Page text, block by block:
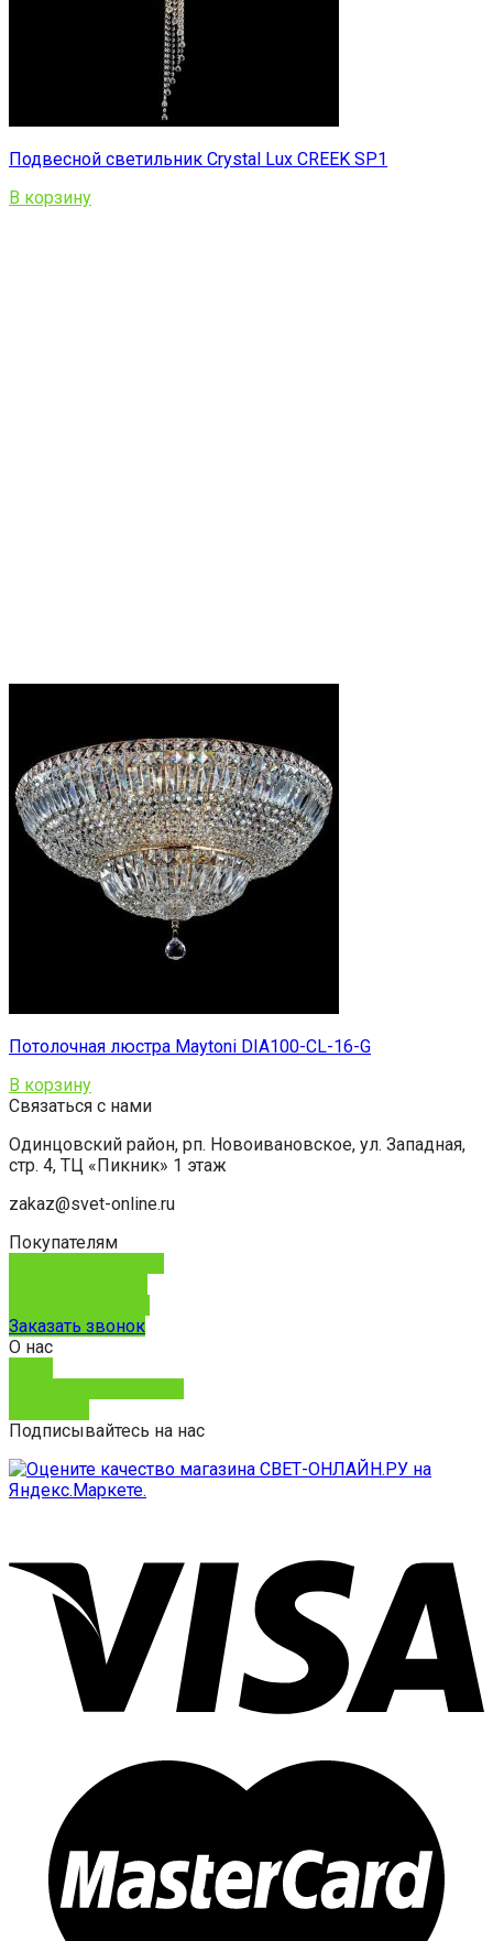
Подвесной светильник Crystal Lux CREEK SP1
В корзину
Потолочная люстра Maytoni DIA100-CL-16-G
В корзину
Связаться с нами
Одинцовский район, рп. Новоивановское, ул. Западная,
стр. 4, ТЦ «Пикник» 1 этаж
zakaz@svet-online.ru
Покупателям
Заказать звонок
О нас
Подписывайтесь на нас